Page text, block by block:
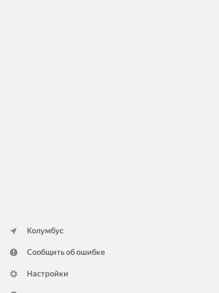
Колумбус
Сообщить об ошибке
Настройки